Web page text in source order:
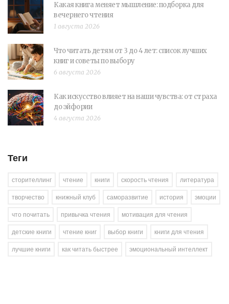
Какая книга меняет мышление: подборка для
вечернего чтения
1 августа 2026
Что читать детям от 3 до 4 лет: список лучших
книг и советы по выбору
6 августа 2026
Как искусство влияет на наши чувства: от страха
до эйфории
4 августа 2026
Теги
сторителлинг чтение книги скорость чтения
литература
творчество
книжный клуб саморазвитие история
эмоции
что почитать
привычка чтения
мотивация для чтения
детские книги
чтение книг выбор книги
книги для чтения
лучшие книги
как читать быстрее эмоциональный интеллект